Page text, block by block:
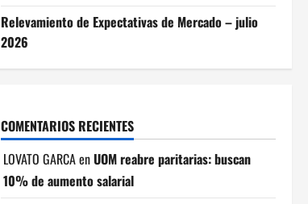
Relevamiento de Expectativas de Mercado – julio
2026
COMENTARIOS RECIENTES
LOVATO GARCAenUOM reabre paritarias: buscan
10% de aumento salarial